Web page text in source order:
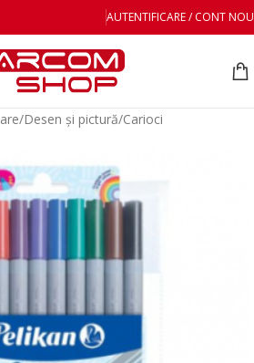
AUTENTIFICARE / CONT NOU
/Desen și pictură/Carioci